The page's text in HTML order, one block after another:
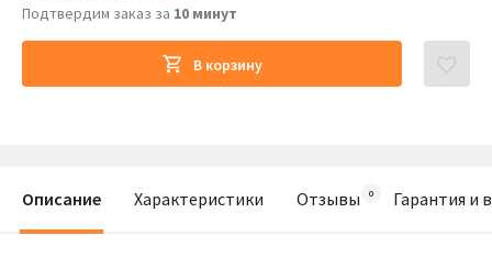
Подтвердим заказ за 10 минут
В корзину
Описание Характеристики Отзывы Гарантия и